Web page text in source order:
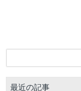
最近の記事